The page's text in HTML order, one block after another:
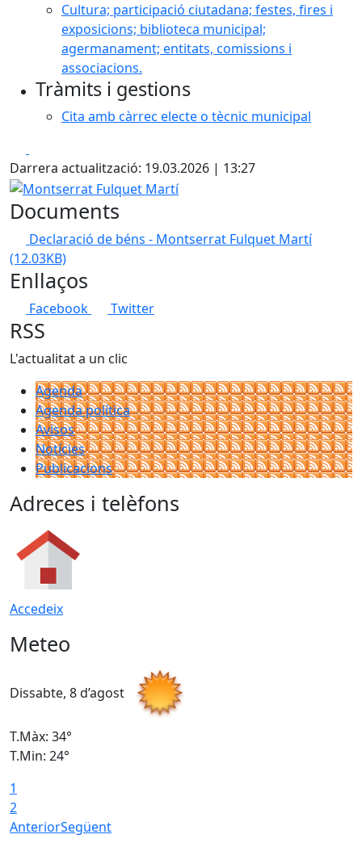
Cultura; participació ciutadana; festes, fires i
exposicions; biblioteca municipal;
agermanament; entitats, comissions i
associacions.
Tràmits i gestions
Cita amb càrrec electe o tècnic municipal
Darrera actualització: 19.03.2026 | 13:27
Montserrat Fulquet Martí
Documents
Declaració de béns - Montserrat Fulquet Martí
(12.03KB)
Enllaços
Facebook Twitter
RSS
L'actualitat a un clic
Agenda
Agenda política
Avisos
Notícies
Publicacions
Adreces i telèfons
Accedeix
Meteo
Dissabte, 8 d’agost
T.Màx: 34°
T.Min: 24°
1
2
AnteriorSegüent